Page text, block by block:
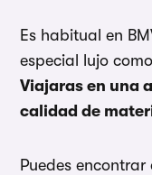
Es habitual en
especial lujo
Viajaras en una
calidad de
Puedes